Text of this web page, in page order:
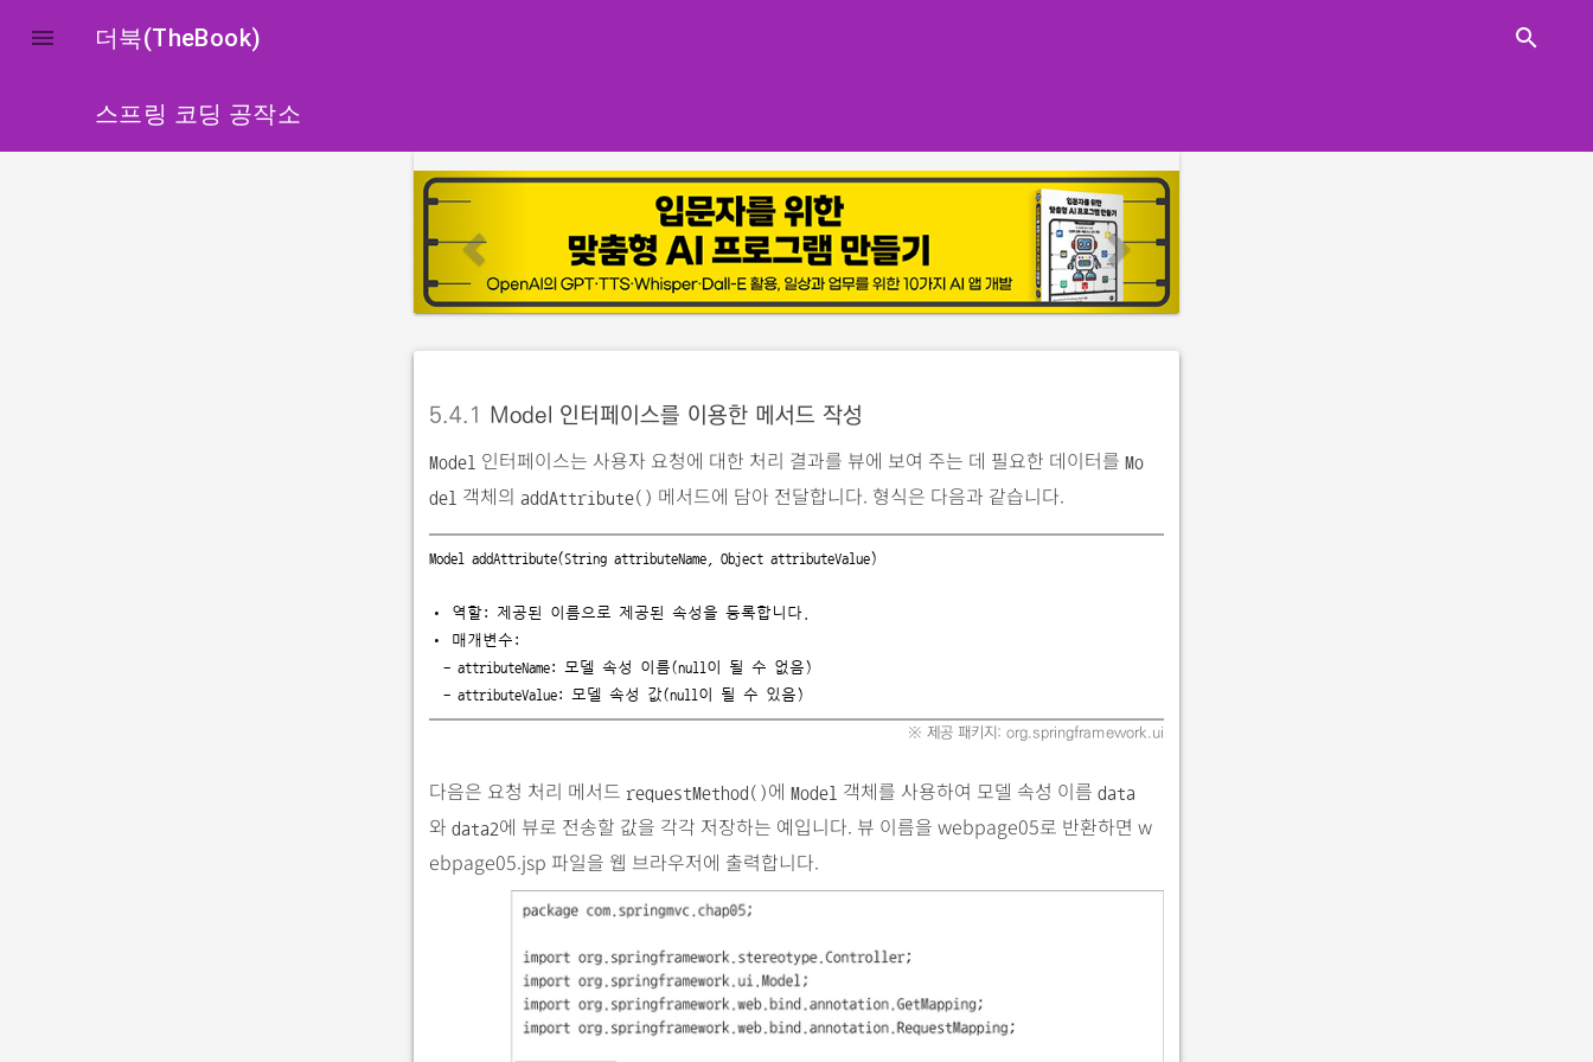
 더북(TheBook) search
스프링 코딩 공작소
p
e
v
i
o
s
n
x
t
5.4.1 Model 인터페이스를 이용한 메서드 작성
Model 인터페이스는 사용자 요청에 대한 처리 결과를 뷰에 보여 주는 데 필요한 데이터를 Mo
del 객체의 addAttribute() 메서드에 담아 전달합니다. 형식은 다음과 같습니다.
Model addAttribute(String attributeName, Object attributeValue)
• 역할: 제공된 이름으로 제공된 속성을 등록합니다.
• 매개변수:
  - attributeValue: 모델 속성 값(null이 될 수 있음)
※ 제공 패키지: org.springframework.ui
다음은 요청 처리 메서드 requestMethod()에 Model 객체를 사용하여 모델 속성 이름 data
와 data2에 뷰로 전송할 값을 각각 저장하는 예입니다. 뷰 이름을 webpage05로 반환하면 w
ebpage05.jsp 파일을 웹 브라우저에 출력합니다.